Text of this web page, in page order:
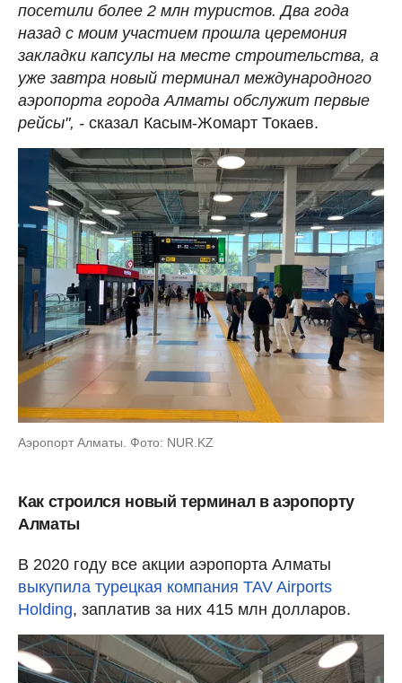
посетили более 2 млн туристов. Два года
назад с моим участием прошла церемония
закладки капсулы на месте строительства, а
уже завтра новый терминал международного
аэропорта города Алматы обслужит первые
рейсы", - сказал Касым-Жомарт Токаев.
Аэропорт Алматы. Фото: NUR.KZ
Как строился новый терминал в аэропорту
Алматы
В 2020 году все акции аэропорта Алматы
выкупила турецкая компания TAV Airports
Holding, заплатив за них 415 млн долларов.